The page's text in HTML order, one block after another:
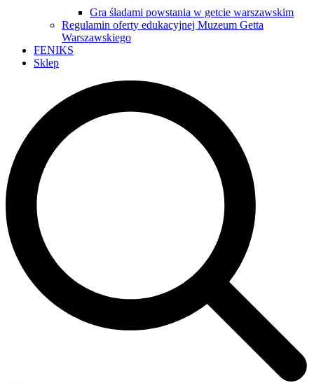
Gra śladami powstania w getcie warszawskim
Regulamin oferty edukacyjnej Muzeum Getta
Warszawskiego
FENIKS
Sklep